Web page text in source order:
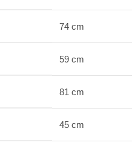
74 cm
59 cm
81 cm
45 cm